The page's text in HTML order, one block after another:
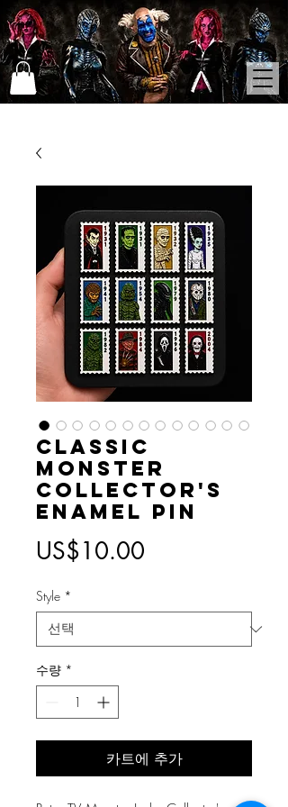
Classic
Monster
Collector's
Enamel Pin
US$10.00
Style *
수량 *
카트에 추가